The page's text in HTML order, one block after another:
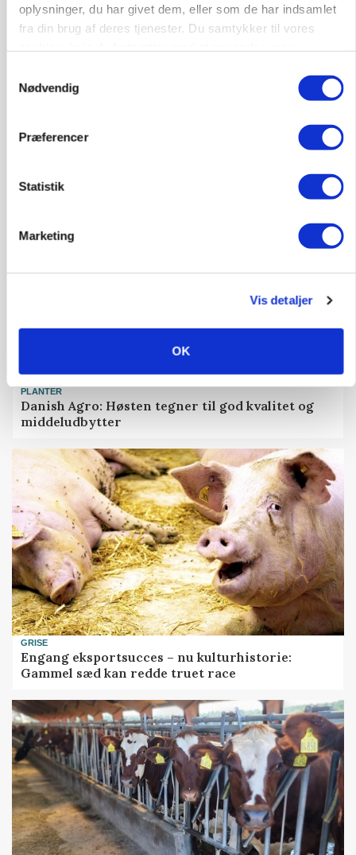
oplysninger, du har givet dem, eller som de har indsamlet
fra din brug af deres tjenester. Du samtykker til vores
Nødvendig
Præferencer
Statistik
Marketing
Vis detaljer
OK
forsigtighed
BUSINESS
Grambogård får oksekød på menuen hos
PLANTER
Danish Agro: Høsten tegner til god kvalitet og
middeludbytter
GRISE
Engang eksportsucces – nu kulturhistorie:
Gammel sæd kan redde truet race